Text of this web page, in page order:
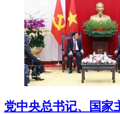
党中央总书记、国家